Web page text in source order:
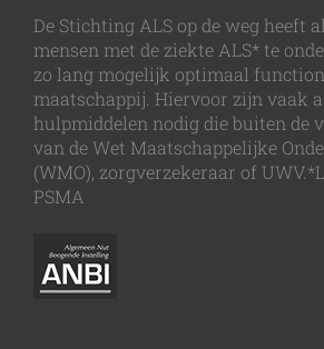
De Stichting ALS op de weg heeft
mensen met de ziekte ALS* te
zo lang mogelijk optimaal
maatschappij. Hiervoor zijn vaak
hulpmiddelen nodig die buiten de
van de Wet Maatschappelijke
(WMO), zorgverzekeraar of
PSMA